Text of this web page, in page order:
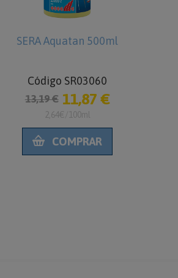
SERA Aquatan 500ml
Código SR03060
13,19 € 11,87 €
2,64€/100ml
COMPRAR